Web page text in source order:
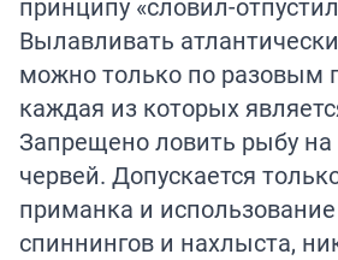
Вылавливать
можно только по разовым
каждая из которых
Запрещено ловить рыбу на
червей. Допускается
приманка и использование
спиннингов и нахлыста,